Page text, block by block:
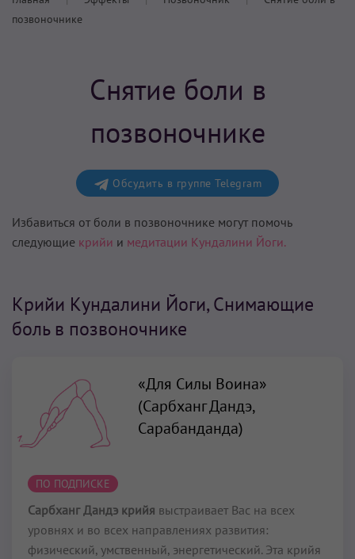
позвоночнике
Снятие боли в
позвоночнике
Обсудить в группе Telegram
Избавиться от боли в позвоночнике могут помочь
следующие крийи и медитации Кундалини Йоги.
Крийи Кундалини Йоги, Снимающие
боль в позвоночнике
«Для Силы Воина»
(Сарбханг Дандэ,
Сарабанданда)
ПО ПОДПИСКЕ
Сарбханг Дандэ крийя выстраивает Вас на всех
уровнях и во всех направлениях развития:
физический, умственный, энергетический. Эта крийя